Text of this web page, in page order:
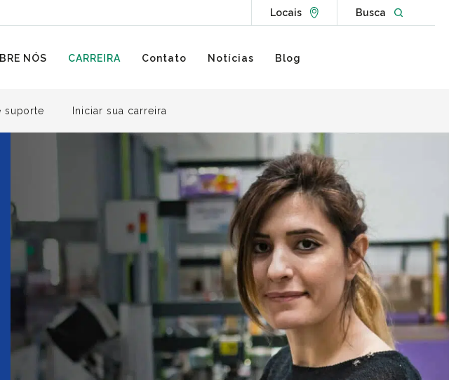
LocaisGo to Locations page
Busca Open
NÓS CARREIRA Contato Notícias Blog
suporte Iniciar sua carreira